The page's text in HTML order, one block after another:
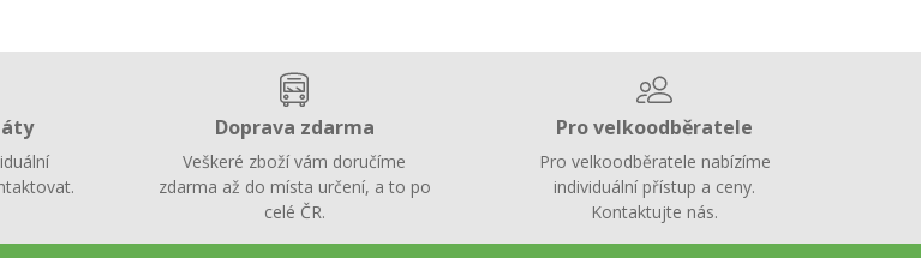
Doprava zdarma
Veškeré zboží vám doručíme
zdarma až do místa určení, a to po
celé ČR.
Pro velkoodběratele
Pro velkoodběratele nabízíme
individuální přístup a ceny.
Kontaktujte nás.